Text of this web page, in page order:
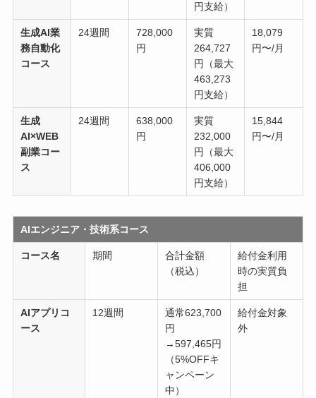
円支給）
生成AI業
務自動化
コース
24週間
728,000
円
実質
264,727
円（最大
463,273
円支給）
18,079
円〜/月
生成
AI×WEB
副業コー
ス
24週間
638,000
円
実質
232,000
円（最大
406,000
円支給）
15,844
円〜/月
AIエンジニア・技術系コース
コース名 期間
合計金額
（税込）
給付金利用
時の実質負
担
AIアプリコ
ース
12週間
通常623,700
円
→597,465円
（5%OFFキ
ャンペーン
中）
給付金対象
外